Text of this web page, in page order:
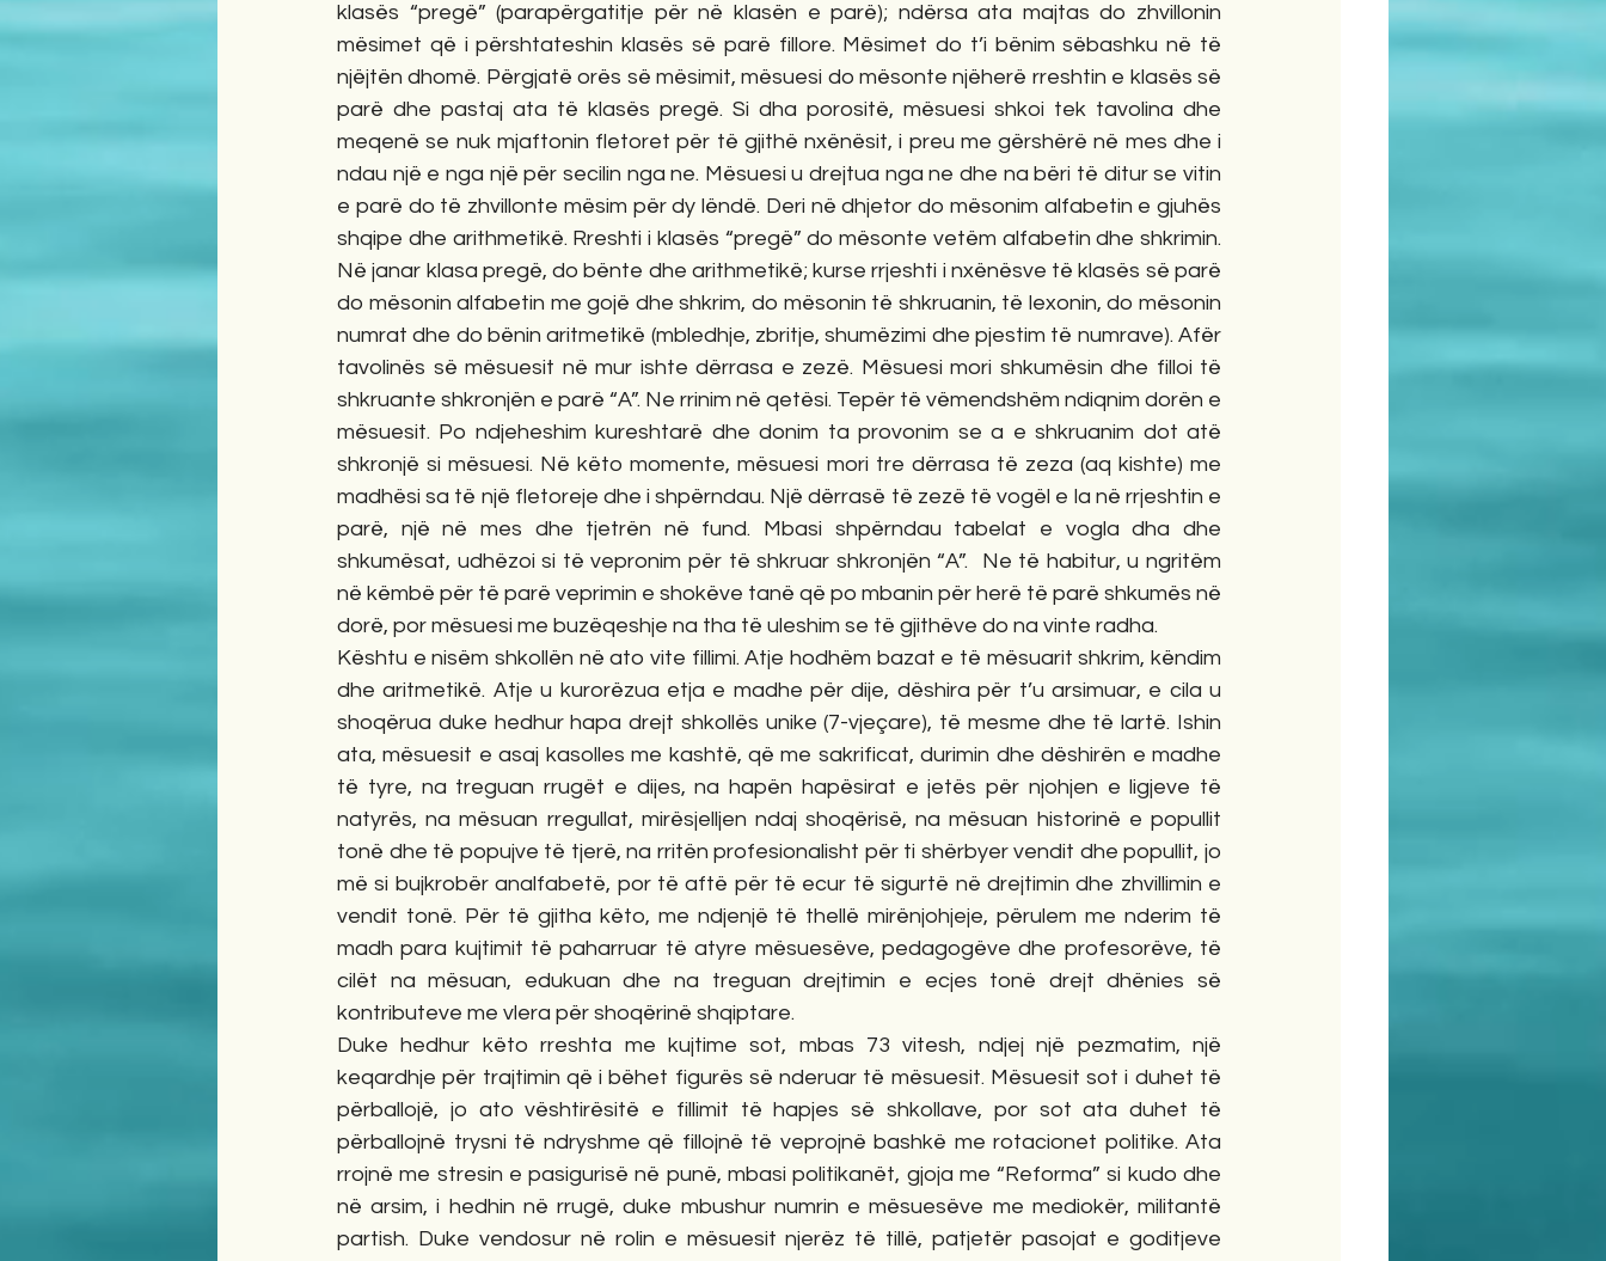
klasës “pregë” (parapërgatitje për në klasën e parë); ndërsa ata majtas do zhvillonin
mësimet që i përshtateshin klasës së parë fillore. Mësimet do t’i bënim sëbashku në të
njëjtën dhomë. Përgjatë orës së mësimit, mësuesi do mësonte njëherë rreshtin e klasës së
parë dhe pastaj ata të klasës pregë. Si dha porositë, mësuesi shkoi tek tavolina dhe
meqenë se nuk mjaftonin fletoret për të gjithë nxënësit, i preu me gërshërë në mes dhe i
ndau një e nga një për secilin nga ne. Mësuesi u drejtua nga ne dhe na bëri të ditur se vitin
e parë do të zhvillonte mësim për dy lëndë. Deri në dhjetor do mësonim alfabetin e gjuhës
shqipe dhe arithmetikë. Rreshti i klasës “pregë” do mësonte vetëm alfabetin dhe shkrimin.
Në janar klasa pregë, do bënte dhe arithmetikë; kurse rrjeshti i nxënësve të klasës së parë
do mësonin alfabetin me gojë dhe shkrim, do mësonin të shkruanin, të lexonin, do mësonin
numrat dhe do bënin aritmetikë (mbledhje, zbritje, shumëzimi dhe pjestim të numrave). Afër
tavolinës së mësuesit në mur ishte dërrasa e zezë. Mësuesi mori shkumësin dhe filloi të
shkruante shkronjën e parë “A”. Ne rrinim në qetësi. Tepër të vëmendshëm ndiqnim dorën e
mësuesit. Po ndjeheshim kureshtarë dhe donim ta provonim se a e shkruanim dot atë
shkronjë si mësuesi. Në këto momente, mësuesi mori tre dërrasa të zeza (aq kishte) me
madhësi sa të një fletoreje dhe i shpërndau. Një dërrasë të zezë të vogël e la në rrjeshtin e
parë, një në mes dhe tjetrën në fund. Mbasi shpërndau tabelat e vogla dha dhe
shkumësat, udhëzoi si të vepronim për të shkruar shkronjën “A”.  Ne të habitur, u ngritëm
në këmbë për të parë veprimin e shokëve tanë që po mbanin për herë të parë shkumës në
dorë, por mësuesi me buzëqeshje na tha të uleshim se të gjithëve do na vinte radha.
Kështu e nisëm shkollën në ato vite fillimi. Atje hodhëm bazat e të mësuarit shkrim, këndim
dhe aritmetikë. Atje u kurorëzua etja e madhe për dije, dëshira për t’u arsimuar, e cila u
shoqërua duke hedhur hapa drejt shkollës unike (7-vjeçare), të mesme dhe të lartë. Ishin
ata, mësuesit e asaj kasolles me kashtë, që me sakrificat, durimin dhe dëshirën e madhe
të tyre, na treguan rrugët e dijes, na hapën hapësirat e jetës për njohjen e ligjeve të
natyrës, na mësuan rregullat, mirësjelljen ndaj shoqërisë, na mësuan historinë e popullit
tonë dhe të popujve të tjerë, na rritën profesionalisht për ti shërbyer vendit dhe popullit, jo
më si bujkrobër analfabetë, por të aftë për të ecur të sigurtë në drejtimin dhe zhvillimin e
vendit tonë. Për të gjitha këto, me ndjenjë të thellë mirënjohjeje, përulem me nderim të
madh para kujtimit të paharruar të atyre mësuesëve, pedagogëve dhe profesorëve, të
cilët na mësuan, edukuan dhe na treguan drejtimin e ecjes tonë drejt dhënies së
kontributeve me vlera për shoqërinë shqiptare.
Duke hedhur këto rreshta me kujtime sot, mbas 73 vitesh, ndjej një pezmatim, një
keqardhje për trajtimin që i bëhet figurës së nderuar të mësuesit. Mësuesit sot i duhet të
përballojë, jo ato vështirësitë e fillimit të hapjes së shkollave, por sot ata duhet të
përballojnë trysni të ndryshme që fillojnë të veprojnë bashkë me rotacionet politike. Ata
rrojnë me stresin e pasigurisë në punë, mbasi politikanët, gjoja me “Reforma” si kudo dhe
në arsim, i hedhin në rrugë, duke mbushur numrin e mësuesëve me mediokër, militantë
partish. Duke vendosur në rolin e mësuesit njerëz të tillë, patjetër pasojat e goditjeve